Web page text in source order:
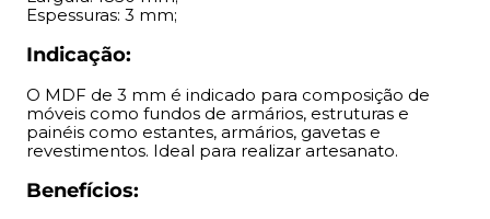
relação custo-benefício; Facilita o processo de
projetos.
Espessuras: 3 mm;
Indicação:
O MDF de 3 mm é indicado para composição de
móveis como fundos de armários, estruturas e
painéis como estantes, armários, gavetas e
revestimentos. Ideal para realizar artesanato.
Benefícios: